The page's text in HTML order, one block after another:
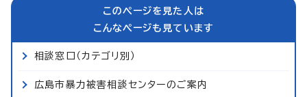
このページを見た人は
こんなページも見ています
相談窓口（カテゴリ別）
広島市暴力被害相談センターのご案内